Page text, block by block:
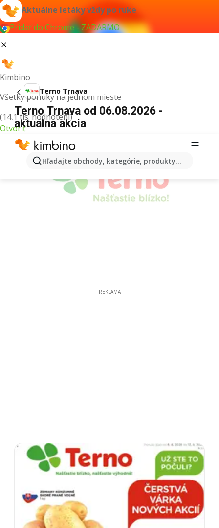
Aktuálne letáky vždy po ruke
Pridať do Chrome - ZADARMO
Kimbino
Všetky ponuky na jednom mieste
(14,1 tis. hodnotení)
Otvoriť
Hľadajte obchody, kategórie, produkty...
Terno Trnava
Terno Trnava od 06.08.2026 -
aktuálna akcia
REKLAMA